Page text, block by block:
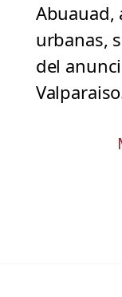
Abuauad,
urbanas,
del